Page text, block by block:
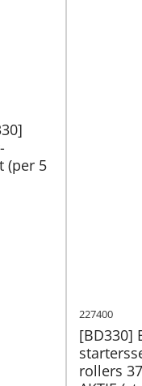
(per 5
227400
[BD330]
rollers